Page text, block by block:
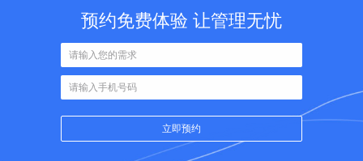
预约免费体验 让管理无忧